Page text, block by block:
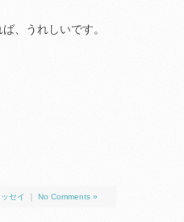
、うれしいです。
セイ No Comments »